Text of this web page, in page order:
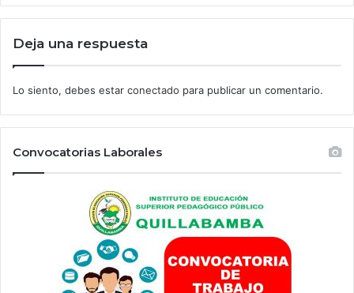
Deja una respuesta
Lo siento, debes estar conectado para publicar un comentario.
Convocatorias Laborales